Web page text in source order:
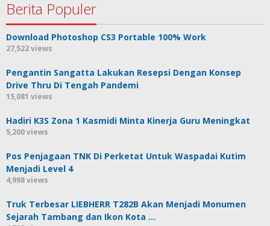
Berita Populer
Download Photoshop CS3 Portable 100% Work
27,522 views
Pengantin Sangatta Lakukan Resepsi Dengan Konsep
Drive Thru Di Tengah Pandemi
15,081 views
Hadiri K3S Zona 1 Kasmidi Minta Kinerja Guru Meningkat
5,200 views
Pos Penjagaan TNK Di Perketat Untuk Waspadai Kutim
Menjadi Level 4
4,998 views
Truk Terbesar LIEBHERR T282B Akan Menjadi Monumen
Sejarah Tambang dan Ikon Kota …